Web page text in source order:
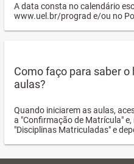
A data consta no calendário
www.uel.br/prograd e/ou no
Como faço para saber o
aulas?
Quando iniciarem as aulas,
a "Confirmação de Matrícula"
"Disciplinas Matriculadas" e